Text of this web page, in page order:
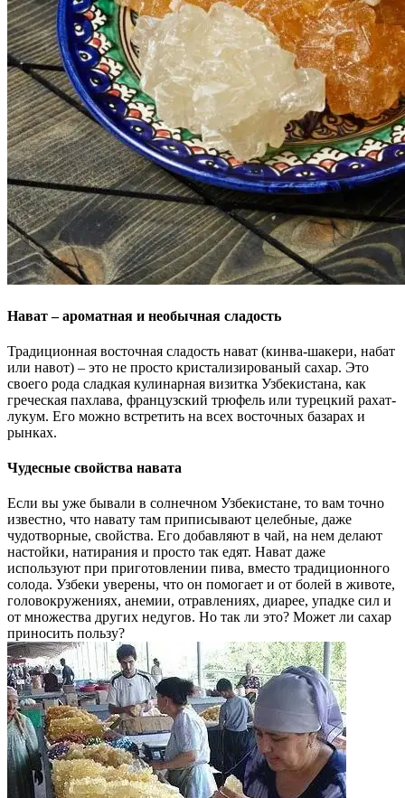
Нават – ароматная и необычная сладость
Традиционная восточная сладость нават (кинва-шакери, набат
или навот) – это не просто кристализированый сахар. Это
своего рода сладкая кулинарная визитка Узбекистана, как
греческая пахлава, французский трюфель или турецкий рахат-
лукум. Его можно встретить на всех восточных базарах и
рынках.
Чудесные свойства навата
Если вы уже бывали в солнечном Узбекистане, то вам точно
известно, что навату там приписывают целебные, даже
чудотворные, свойства. Его добавляют в чай, на нем делают
настойки, натирания и просто так едят. Нават даже
используют при приготовлении пива, вместо традиционного
солода. Узбеки уверены, что он помогает и от болей в животе,
головокружениях, анемии, отравлениях, диарее, упадке сил и
от множества других недугов. Но так ли это? Может ли сахар
приносить пользу?